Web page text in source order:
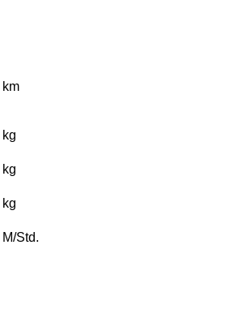
km
kg
kg
kg
M/Std.